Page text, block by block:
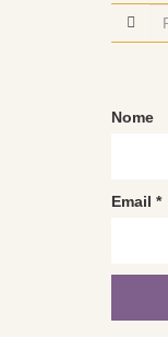
Nome
Email *